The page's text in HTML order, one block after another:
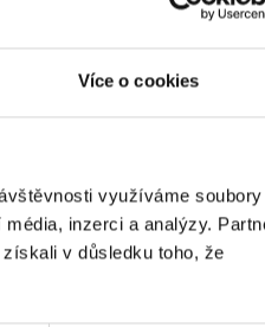
Více o cookies
využíváme soubory
inzerci a analýzy.
v důsledku toho, že